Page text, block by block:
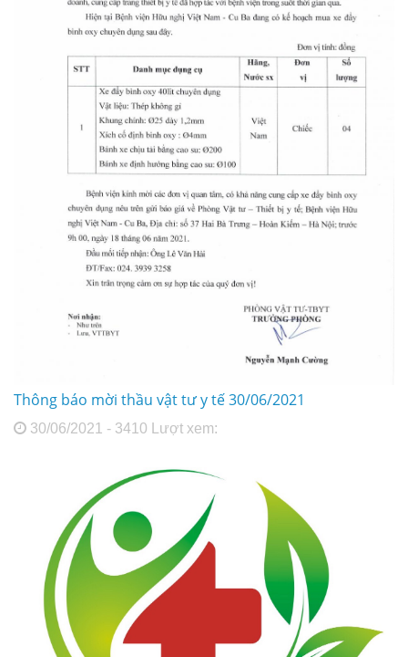
Thông báo mời thầu vật tư y tế 30/06/2021
30/06/2021 - 3410 Lượt xem: